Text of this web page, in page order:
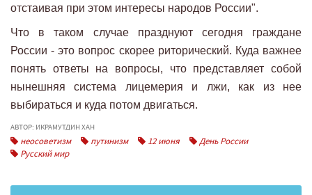
отстаивая при этом интересы народов России".
Что в таком случае празднуют сегодня граждане
России - это вопрос скорее риторический. Куда важнее
понять ответы на вопросы, что представляет собой
нынешняя система лицемерия и лжи, как из нее
выбираться и куда потом двигаться.
АВТОР: ИКРАМУТДИН ХАН
неосоветизм путинизм 12 июня
День России
Русский мир